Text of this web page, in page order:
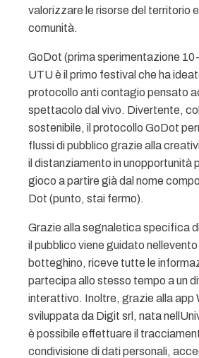
valorizzare le risorse del territorio
comunità.
GoDot (prima sperimentazione
UTU è il primo festival che ha
protocollo anti contagio pensato
spettacolo dal vivo. Divertente,
sostenibile, il protocollo GoDot
flussi di pubblico grazie alla
il distanziamento in unopportunità
gioco a partire già dal nome
Dot (punto, stai fermo).
Grazie alla segnaletica specifica
il pubblico viene guidato
botteghino, riceve tutte le
partecipa allo stesso tempo a un
interattivo. Inoltre, grazie alla app
sviluppata da Digit srl, nata
è possibile effettuare il
condivisione di dati personali,